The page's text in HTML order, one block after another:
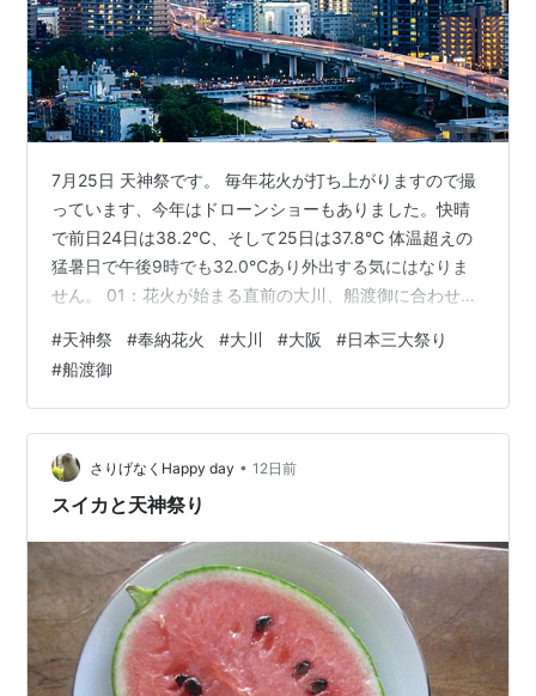
7月25日 天神祭です。 毎年花火が打ち上がりますので撮
っています、今年はドローンショーもありました。快晴
で前日24日は38.2℃、そして25日は37.8℃ 体温超えの
猛暑日で午後9時でも32.0℃あり外出する気にはなりま
せん。 01：花火が始まる直前の大川、船渡御に合わせて
建設中のビルのガラス壁面が花火を反射して赤く光りま
す。 10：上とは違う色になります。 11：ドローンショー
もやっていましたが、判然としません。誰かのYoutube
でもチェックすればいいのですが面倒なのでやりません
ｗ ねこんたフォトギャラリー
#天神祭 #奉納花火 #大川 #大阪 #日本三大祭り
#船渡御
さりげなくHappy day • 12日前
スイカと天神祭り